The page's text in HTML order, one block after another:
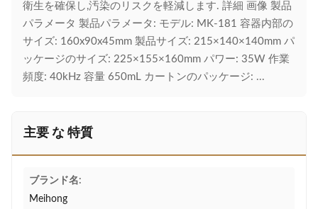
衛生を確保し,汚染のリスクを軽減します. 詳細 画像 製品
パラメータ 製品パラメータ: モデル: MK-181 容器内部の
サイズ: 160x90x45mm 製品サイズ: 215×140×140mm パ
ッケージのサイズ: 225×155×160mm パワー: 35W 作業
頻度: 40kHz 容量 650mL カートンのパッケージ: ...
主要 な 特質
ブランド名:
Meihong